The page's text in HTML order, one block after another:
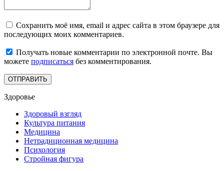
Сохранить моё имя, email и адрес сайта в этом браузере для
последующих моих комментариев.
Получать новые комментарии по электронной почте. Вы
можете подписаться без комментирования.
Здоровье
Здоровый взгляд
Культура питания
Медицина
Нетрадиционная медицина
Психология
Стройная фигура